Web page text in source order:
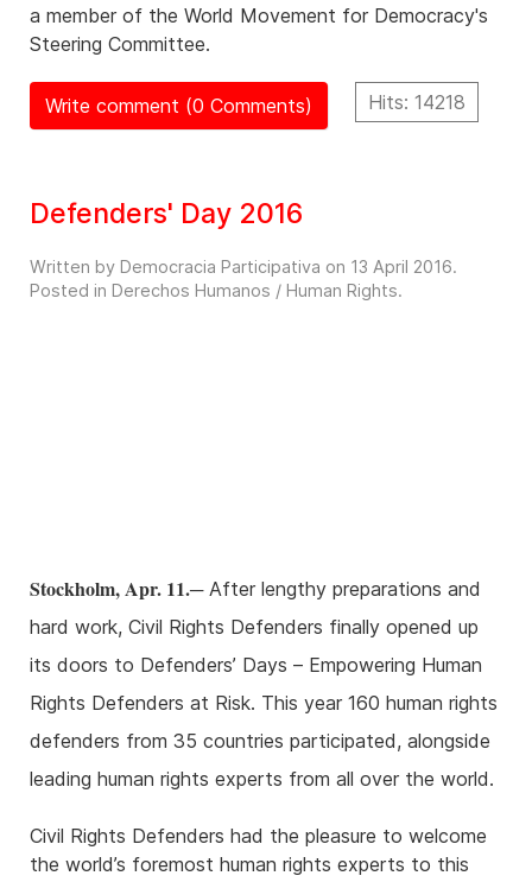
a member of the World Movement for Democracy's
Steering Committee.
Hits: 14218
Write comment (0 Comments)
Defenders' Day 2016
Written by Democracia Participativa on 13 April 2016.
Posted in Derechos Humanos / Human Rights.
Stockholm, Apr. 11.─ After lengthy preparations and
hard work, Civil Rights Defenders finally opened up
its doors to Defenders’ Days – Empowering Human
Rights Defenders at Risk. This year 160 human rights
defenders from 35 countries participated, alongside
leading human rights experts from all over the world.
Civil Rights Defenders had the pleasure to welcome
the world’s foremost human rights experts to this